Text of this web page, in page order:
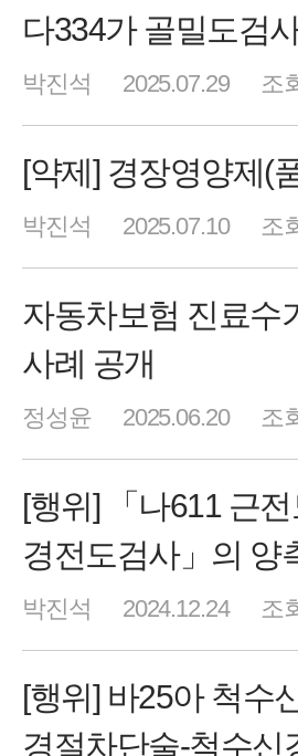
다334가 골밀도검
박진석 2025.07.29 조
[약제] 경장영양제(
박진석 2025.07.10 조
자동차보험 진료수
사례 공개
정성윤 2025.06.20 조
[행위] 「나611 근
경전도검사」의 양
박진석 2024.12.24 조
[행위] 바25아 척수
경절차단술-척수신